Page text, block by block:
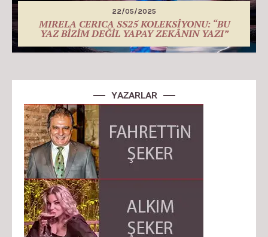
22/05/2025
MIRELA CERICA SS25 KOLEKSİYONU: “BU
YAZ BİZİM DEĞİL YAPAY ZEKÂNIN YAZI”
YAZARLAR